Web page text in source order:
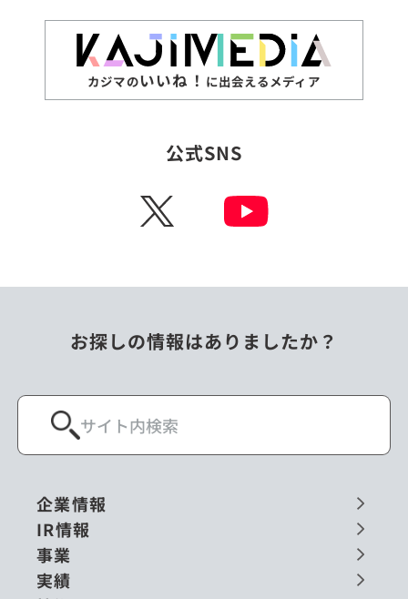
カジマのいいね！ に出会えるメディア
公式SNS
X
お探しの情報はありましたか？
企業情報
IR情報
事業
実績